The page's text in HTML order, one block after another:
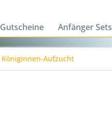
Gutscheine Anfänger Sets
Königinnen-Aufzucht